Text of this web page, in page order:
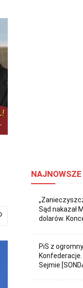
NAJNOWSZE
Sąd nakazał
dolarów.
PiS z
Sejmie